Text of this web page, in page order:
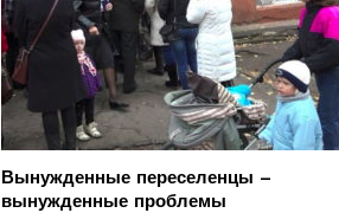
Вынужденные переселенцы –
вынужденные проблемы